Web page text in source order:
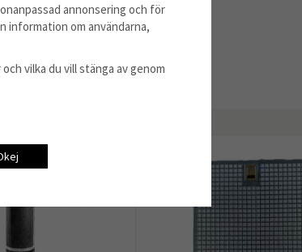
annonsering och för
information om användarna,
vilka du vill stänga av genom